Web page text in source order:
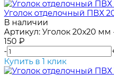
Уголок отделочный ПВХ
В наличии
Артикул: Уголок 20х20 мм
150 ₽
-
Купить в 1 клик